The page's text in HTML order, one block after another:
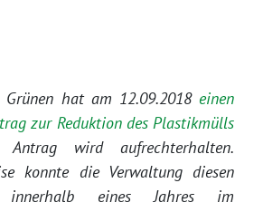
hat am 12.09.2018 einen
zur Reduktion des Plastikmülls
Antrag wird aufrechterhalten.
konnte die Verwaltung diesen
eines Jahres im